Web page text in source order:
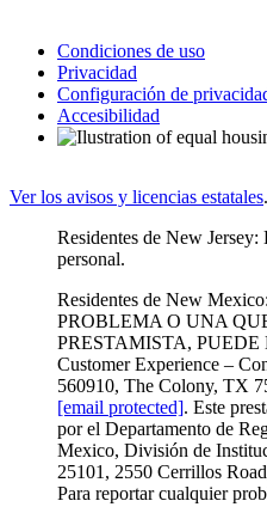
Condiciones de uso
Privacidad
Configuración de
Accesibilidad
Ver los avisos y licencias estatales.
Residentes de New Jersey:
personal.
Residentes de New
PROBLEMA O UNA
PRESTAMISTA,
Customer Experience –
560910, The Colony, TX
[email protected]. Este
por el Departamento de
Mexico, División de
25101, 2550 Cerrillos
Para reportar cualquier